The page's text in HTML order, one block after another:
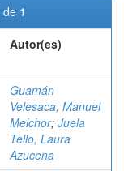
1
Autor(es)
Guamán
Velesaca, Manuel
Melchor; Juela
Tello, Laura
Azucena